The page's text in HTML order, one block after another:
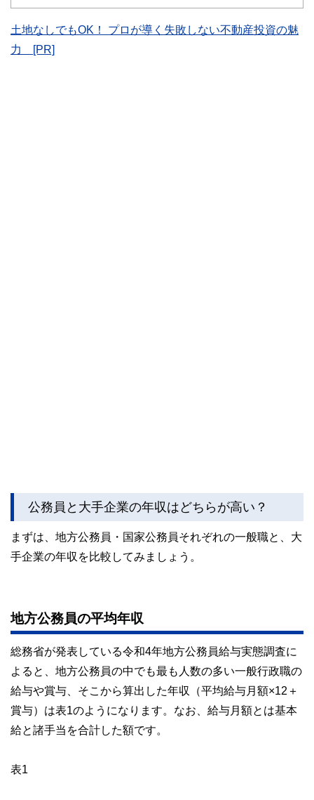
FinancialFieldの特徴は、ファイナンシャルプランナー、弁
護士、税理士、宅地建物取引士、相続診断士、住宅ローンア
ドバイザー、DCプランナー、公認会計士、社会保険労務
土地なしでもOK！ プロが導く失敗しない不動産投資の魅
力 [PR]
公務員と大手企業の年収はどちらが高い？
まずは、地方公務員・国家公務員それぞれの一般職と、大
手企業の年収を比較してみましょう。
地方公務員の平均年収
総務省が発表している令和4年地方公務員給与実態調査に
よると、地方公務員の中でも最も人数の多い一般行政職の
給与や賞与、そこから算出した年収（平均給与月額×12＋
賞与）は表1のようになります。なお、給与月額とは基本
給と諸手当を合計した額です。
表1